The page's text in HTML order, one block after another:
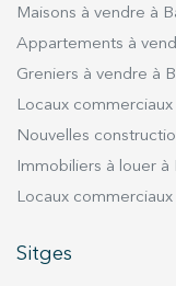
Maisons à vendre à
Appartements à
Greniers à vendre à
Locaux
Nouvelles
Immobiliers à louer à
Locaux
Sitges
les préférences et
navigation. Grâce
habitudes de
publicités liées au